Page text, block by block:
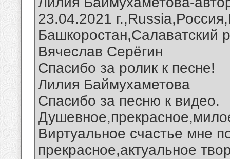
23.04.2021
Башкоростан,Салаватский
Вячеслав Серёгин
Спасибо за ролик к песне!
Лилия Баймухаметова
Спасибо за песню к видео.
Виртуальное счастье мне
прекрасное,актуальное